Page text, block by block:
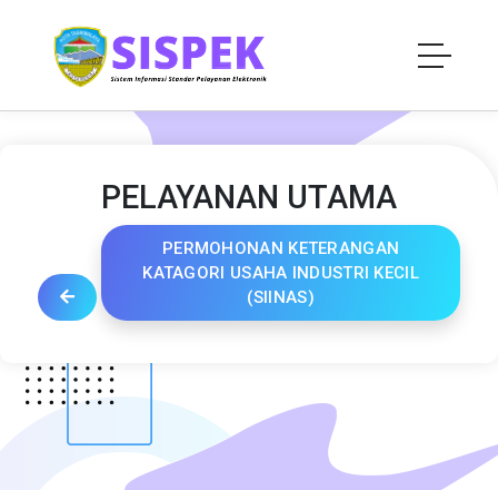
PELAYANAN UTAMA
PERMOHONAN KETERANGAN
KATAGORI USAHA INDUSTRI KECIL
(SIINAS)